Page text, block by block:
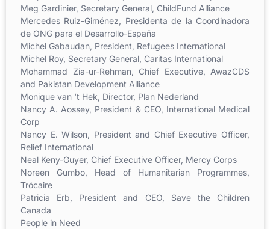
Meg Gardinier, Secretary General, ChildFund Alliance
Mercedes Ruiz-Giménez, Presidenta de la Coordinadora
de ONG para el Desarrollo-España
Michel Gabaudan, President, Refugees International
Michel Roy, Secretary General, Caritas International
Mohammad Zia-ur-Rehman, Chief Executive, AwazCDS
and Pakistan Development Alliance
Monique van ‘t Hek, Director, Plan Nederland
Nancy A. Aossey, President & CEO, International Medical
Corp
Nancy E. Wilson, President and Chief Executive Officer,
Relief International
Neal Keny-Guyer, Chief Executive Officer, Mercy Corps
Noreen Gumbo, Head of Humanitarian Programmes,
Trócaire
Patricia Erb, President and CEO, Save the Children
Canada
People in Need